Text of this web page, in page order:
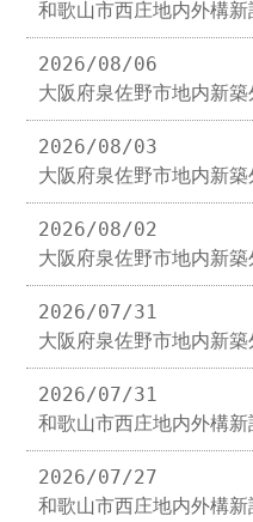
和歌山市西庄地内外構
2026/08/06
大阪府泉佐野市地内新
2026/08/03
大阪府泉佐野市地内新
2026/08/02
大阪府泉佐野市地内新
2026/07/31
大阪府泉佐野市地内新
2026/07/31
和歌山市西庄地内外構
2026/07/27
和歌山市西庄地内外構